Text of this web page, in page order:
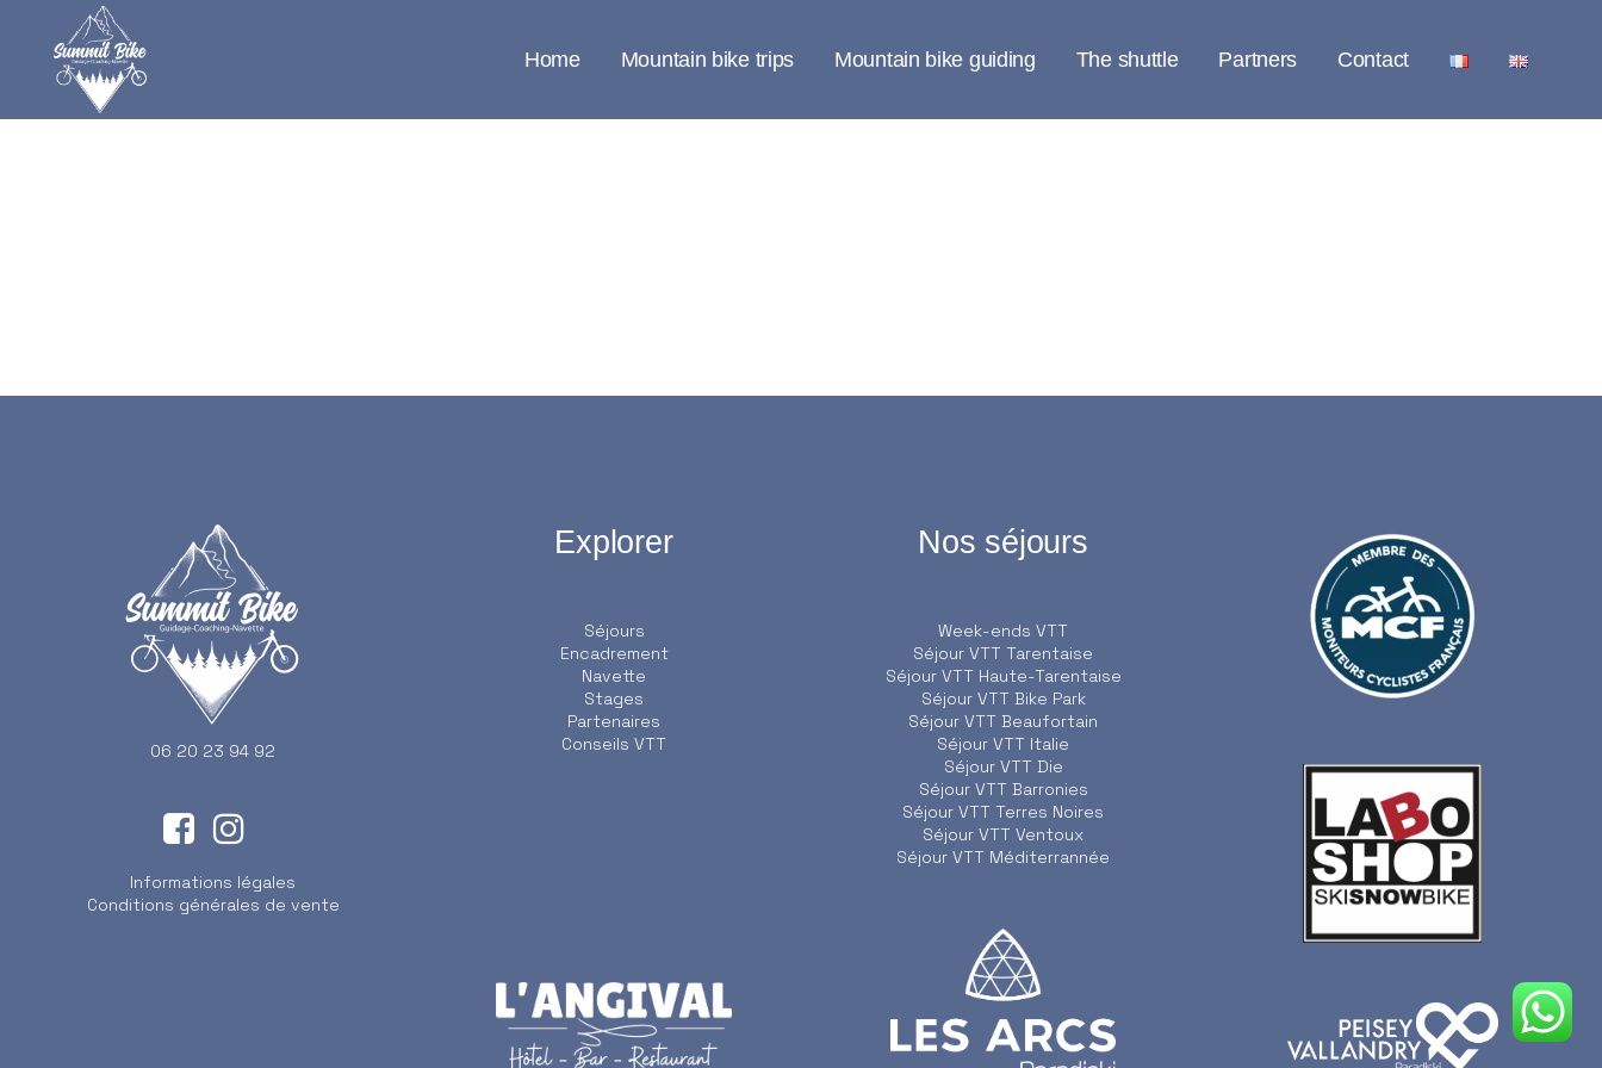
Home Mountain bike trips Mountain bike guiding The shuttle Partners Contact
No posts were found.
06 20 23 94 92
Informations légales
Conditions générales de vente
Explorer
Séjours
Encadrement
Navette
Stages
Partenaires
Conseils VTT
Nos séjours
Week-ends VTT
Séjour VTT Tarentaise
Séjour VTT Haute-Tarentaise
Séjour VTT Bike Park
Séjour VTT Beaufortain
Séjour VTT Italie
Séjour VTT Die
Séjour VTT Barronies
Séjour VTT Terres Noires
Séjour VTT Ventoux
Séjour VTT Méditerrannée